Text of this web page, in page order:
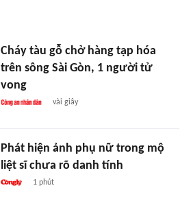
Cháy tàu gỗ chở hàng tạp hóa
trên sông Sài Gòn, 1 người tử
vong
vài giây
Phát hiện ảnh phụ nữ trong mộ
liệt sĩ chưa rõ danh tính
1 phút